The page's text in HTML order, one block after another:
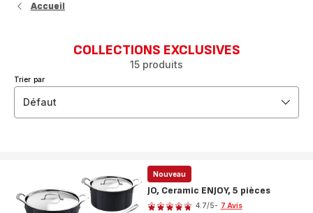
Accueil
COLLECTIONS EXCLUSIVES
15 produits
Trier par
Défaut
Nouveau
JO, Ceramic ENJOY, 5 pièces
Note
4.7/5- 7 Avis